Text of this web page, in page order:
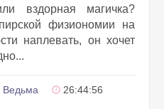
вздорная магичка?
физиономии на
наплевать, он хочет
Ведьма 26:44:56